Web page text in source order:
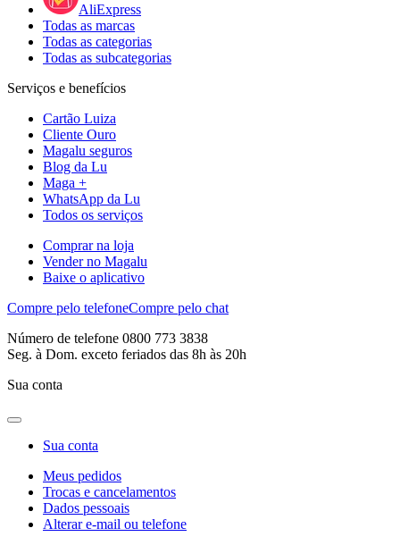
AliExpress
Todas as marcas
Todas as categorias
Todas as subcategorias
Serviços e benefícios
Cartão Luiza
Cliente Ouro
Magalu seguros
Blog da Lu
Maga +
WhatsApp da Lu
Todos os serviços
Comprar na loja
Vender no Magalu
Baixe o aplicativo
Compre pelo telefoneCompre pelo chat
Número de telefone 0800 773 3838
Seg. à Dom. exceto feriados das 8h às 20h
Sua conta
Sua conta
Meus pedidos
Trocas e cancelamentos
Dados pessoais
Alterar e-mail ou telefone